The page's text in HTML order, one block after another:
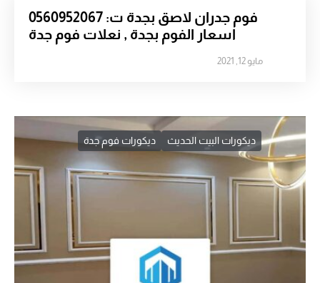
فوم جدران لاصق بجدة ت: 0560952067
اسعار الفوم بجدة , نعلات فوم جدة
مايو 12, 2021
ديكورات البيت الحديث ديكورات فوم جدة